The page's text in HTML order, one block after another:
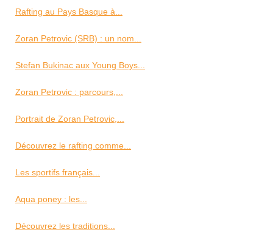
Rafting au Pays Basque à...
Zoran Petrovic (SRB) : un nom...
Stefan Bukinac aux Young Boys...
Zoran Petrovic : parcours,...
Portrait de Zoran Petrovic,...
Découvrez le rafting comme...
Les sportifs français...
Aqua poney : les...
Découvrez les traditions...